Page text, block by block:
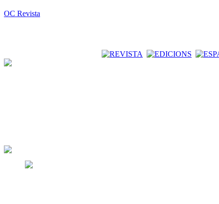
OC Revista